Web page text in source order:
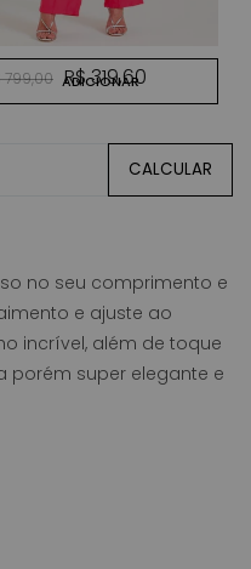
GOIABA
normal
799,00 Preço promocional
R$ 319,60
ADICIONAR
CALCULAR
no seu comprimento e
e ajuste ao
incrível, além de toque
porém super elegante e